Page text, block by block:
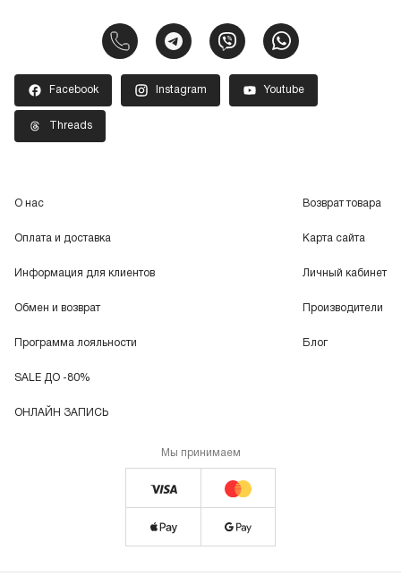
Facebook Instagram Youtube
Threads
О нас
Оплата и доставка
Информация для клиентов
Обмен и возврат
Программа лояльности
SALE ДО -80%
ОНЛАЙН ЗАПИСЬ
Возврат товара
Карта сайта
Личный кабинет
Производители
Блог
Мы принимаем